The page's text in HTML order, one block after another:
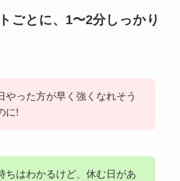
ごとに、1〜2分しっかり
やった方が早く強くなれそう
に!
ちはわかるけど、休む日があ